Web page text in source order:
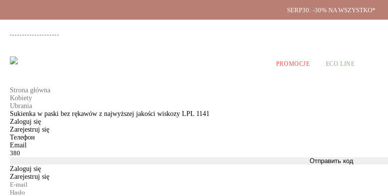
SERP30: -30% NA WSZYSTKO*
PROMOCJE ECO LINE
Strona główna
Kobiety
Ubrania
Sukienka w paski bez rękawów z najwyższej jakości wiskozy LPL 1141
Zaloguj się
Zarejestruj się
Телефон
Email
Отправить код
Zaloguj się
Zarejestruj się